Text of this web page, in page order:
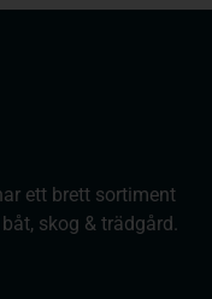
ett brett sortiment
skog & trädgård.